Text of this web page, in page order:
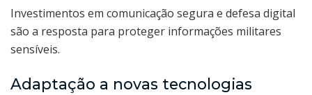
Investimentos em comunicação segura e defesa digital
são a resposta para proteger informações militares
sensíveis.
Adaptação a novas tecnologias